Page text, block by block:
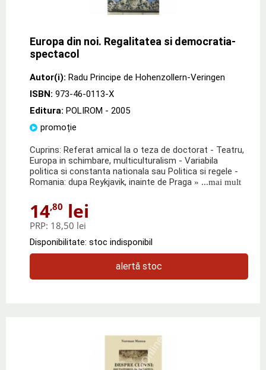
Europa din noi. Regalitatea si democratia-
spectacol
Autor(i): Radu Principe de Hohenzollern-Veringen
ISBN: 973-46-0113-X
Editura: POLIROM - 2005
promoție
Cuprins: Referat amical la o teza de doctorat - Teatru,
Europa in schimbare, multiculturalism - Variabila
politica si constanta nationala sau Politica si regele -
Romania: dupa Reykjavik, inainte de Praga » ...mai mult
14,80 lei
PRP: 18,50 lei
Disponibilitate: stoc indisponibil
alertă stoc